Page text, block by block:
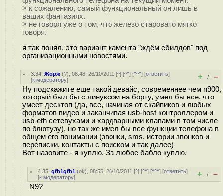
> к сожалению, самый функциональный он лишь в
ваших фантазиях.
> не говоря уже о том, что железо старовато мягко
говоря.
я так понял, это вариант камента "ждём ебилдов" под
организационными новостями.
3.34 ,Жорж (?), 08:48, 26/10/2011 [^] [^^] [^^^] [ответить]
[к модератору] + / –
Ну подскажите еще такой девайс, современнее чем n900,
который был бы с линуксом на борту, умел бы все, что
умеет десктоп (да, все, начиная от скайпиков и любых
форматов видео и заканчивая usb-host контроллером и
usb-eth сетевухами и хардварными клавами в том числе
по блютузу), но так же имел бы все функции телефона в
общем его понимании (звонки, sms, истории звонков и
переписки, контакты с поиском и так далее)
Вот назовите - я куплю. За любое бабло куплю.
4.35 ,gfh1gfh1 (ok), 08:55, 26/10/2011 [^] [^^] [^^^] [ответить]
[к модератору] + / –
N9?